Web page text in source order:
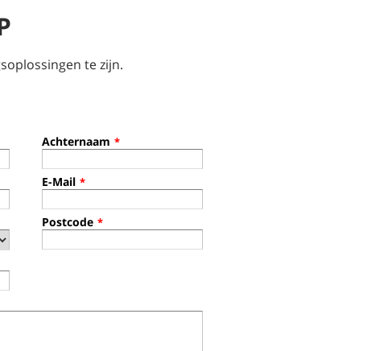
te zijn.
Achternaam *
E-Mail *
Postcode *